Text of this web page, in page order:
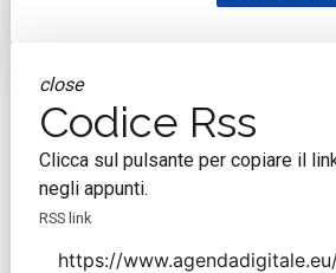
close
Codice Rss
Clicca sul pulsante per copiare il
negli appunti.
RSS link